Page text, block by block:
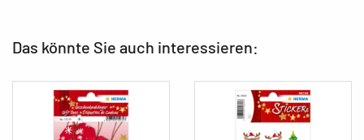
Das könnte Sie auch interessieren: